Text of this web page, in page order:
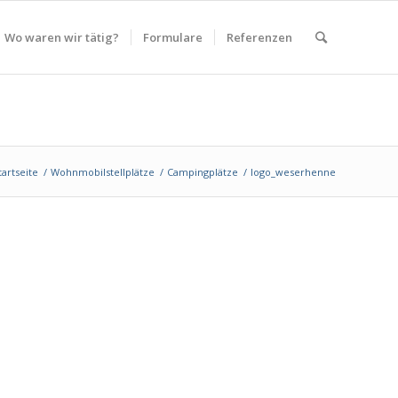
Wo waren wir tätig? Formulare Referenzen
/ Wohnmobilstellplätze / Campingplätze / logo_weserhenne